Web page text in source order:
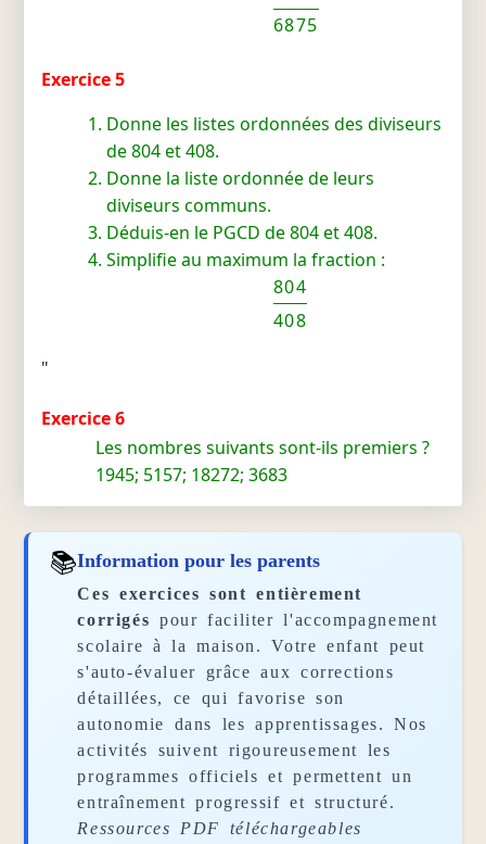
6875
Exercice 5
Donne les listes ordonnées des diviseurs
de 804 et 408.
Donne la liste ordonnée de leurs
diviseurs communs.
Déduis-en le PGCD de 804 et 408.
Simplifie au maximum la fraction :
804
408
"
Exercice 6
Les nombres suivants sont-ils premiers ?
1945; 5157; 18272; 3683
📚Information pour les parents
Ces exercices sont entièrement
corrigés pour faciliter l'accompagnement
scolaire à la maison. Votre enfant peut
s'auto-évaluer grâce aux corrections
détaillées, ce qui favorise son
autonomie dans les apprentissages. Nos
activités suivent rigoureusement les
programmes officiels et permettent un
entraînement progressif et structuré.
Ressources PDF téléchargeables